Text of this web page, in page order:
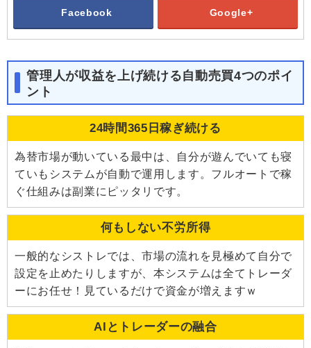
Facebook Google+
管理人が収益を上げ続ける自動売買4つのポイ
ント
24時間365日稼ぎ続ける
為替市場が動いている最中は、自分が遊んでいても寝
ていもシステムが自動で運用します。フルオートで稼
ぐ仕組みは副業にピッタリです。
何もしない不労所得
一般的なシストレでは、市場の流れを見極めて自分で
設定を止めたりしますが、本システムは全てトレーダ
ーにお任せ！見ているだけで資金が増えますｗ
AIとトレーダーの融合